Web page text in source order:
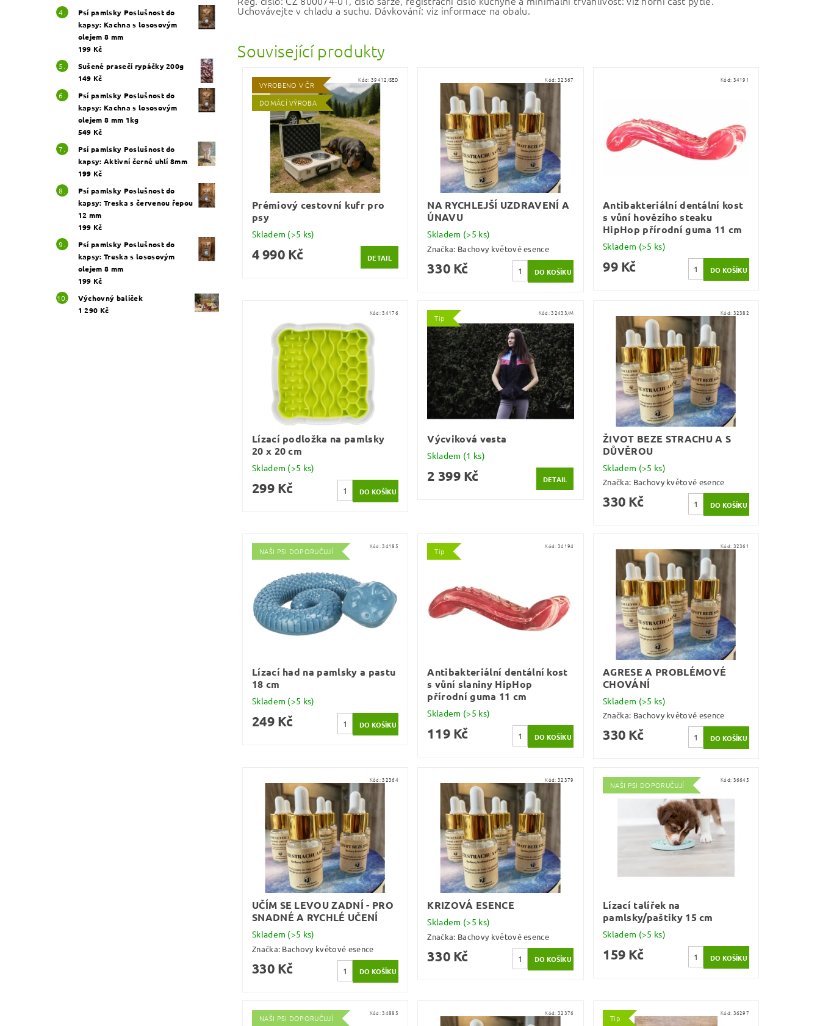
Psí pamlsky Poslušnost do
kapsy: Kachna s lososovým
olejem 8 mm
199 Kč
Sušené prasečí rypáčky 200g
149 Kč
Psí pamlsky Poslušnost do
kapsy: Kachna s lososovým
olejem 8 mm 1kg
549 Kč
Psí pamlsky Poslušnost do
kapsy: Aktivní černé uhlí 8mm
199 Kč
Psí pamlsky Poslušnost do
kapsy: Treska s červenou řepou
12 mm
199 Kč
Psí pamlsky Poslušnost do
kapsy: Treska s lososovým
olejem 8 mm
199 Kč
Výchovný balíček
1 290 Kč
Uchovávejte v chladu a suchu. Dávkování: viz informace na obalu.
Související produkty
VYROBENO V ČR
DOMÁCÍ VÝROBA
Kód:39412/SED
Prémiový cestovní kufr pro
psy
Skladem (>5 ks)
4 990 Kč DETAIL
Kód: 32367
NA RYCHLEJŠÍ UZDRAVENÍ A
ÚNAVU
Skladem (>5 ks)
Značka: Bachovy květové esence
330 Kč
Kód: 34191
Antibakteriální dentální kost
s vůní hovězího steaku
HipHop přírodní guma 11 cm
Skladem (>5 ks)
99 Kč
Kód:34176
Lízací podložka na pamlsky
20 x 20 cm
Skladem (>5 ks)
299 Kč
Tip
Kód:32433/M
Výcviková vesta
Skladem (1 ks)
2 399 Kč DETAIL
Kód: 32382
ŽIVOT BEZE STRACHU A S
DŮVĚROU
Skladem (>5 ks)
Značka: Bachovy květové esence
330 Kč
NAŠI PSI DOPORUČUJÍ
Kód:34185
Lízací had na pamlsky a pastu
18 cm
Skladem (>5 ks)
249 Kč
Tip
Kód: 34194
Antibakteriální dentální kost
s vůní slaniny HipHop
přírodní guma 11 cm
Skladem (>5 ks)
119 Kč
Kód: 32361
AGRESE A PROBLÉMOVÉ
CHOVÁNÍ
Skladem (>5 ks)
Značka: Bachovy květové esence
330 Kč
Kód:32364
UČÍM SE LEVOU ZADNÍ - PRO
SNADNÉ A RYCHLÉ UČENÍ
Skladem (>5 ks)
Značka: Bachovy květové esence
330 Kč
Kód: 32379
KRIZOVÁ ESENCE
Skladem (>5 ks)
Značka: Bachovy květové esence
330 Kč
NAŠI PSI DOPORUČUJÍ
Kód: 36645
Lízací talířek na
pamlsky/paštiky 15 cm
Skladem (>5 ks)
159 Kč
NAŠI PSI DOPORUČUJÍ
Kód:34885 Kód: 32376
Tip
Kód: 36297